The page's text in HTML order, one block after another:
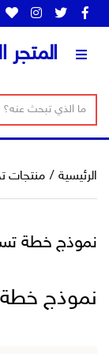
المتجر
س
ا
ن
ف
ص
ا
ب
ح
الرئيسية / منتجات
نموذج خطة
نموذج